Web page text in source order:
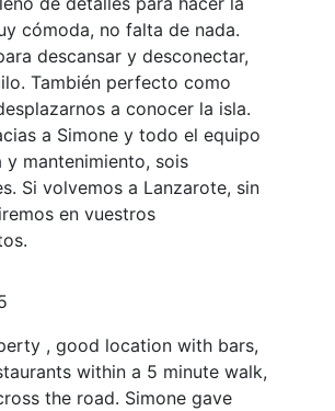
cómoda, no falta de nada.
descansar y desconectar,
También perfecto como
a conocer la isla.
a Simone y todo el equipo
y mantenimiento, sois
Si volvemos a Lanzarote, sin
en vuestros
, good location with bars,
within a 5 minute walk,
the road. Simone gave